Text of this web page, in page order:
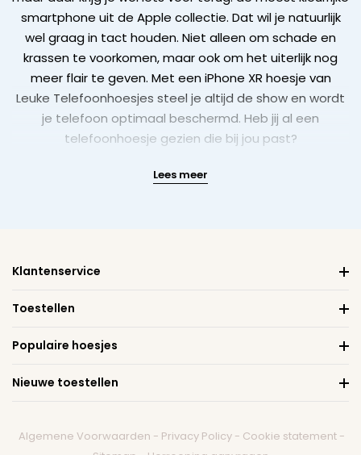
smartphone uit de Apple collectie. Dat wil je natuurlijk
wel graag in tact houden. Niet alleen om schade en
krassen te voorkomen, maar ook om het uiterlijk nog
meer flair te geven. Met een iPhone XR hoesje van
Leuke Telefoonhoesjes steel je altijd de show en wordt
je telefoon optimaal beschermd. Heb jij al een
telefoonhoesje gezien die bij jou past?
Lees meer
Klantenservice
Toestellen
Populaire hoesjes
Nieuwe toestellen
Algemene Voorwaarden - Privacy Policy - Cookie statement -